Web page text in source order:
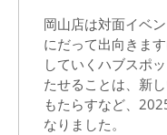
岡山店は対面イベ
にだって出向きま
していくハブスポ
たせることは、新
もたらすなど、
なりました。